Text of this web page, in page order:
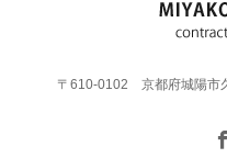
〒610-0102 京都府城陽市